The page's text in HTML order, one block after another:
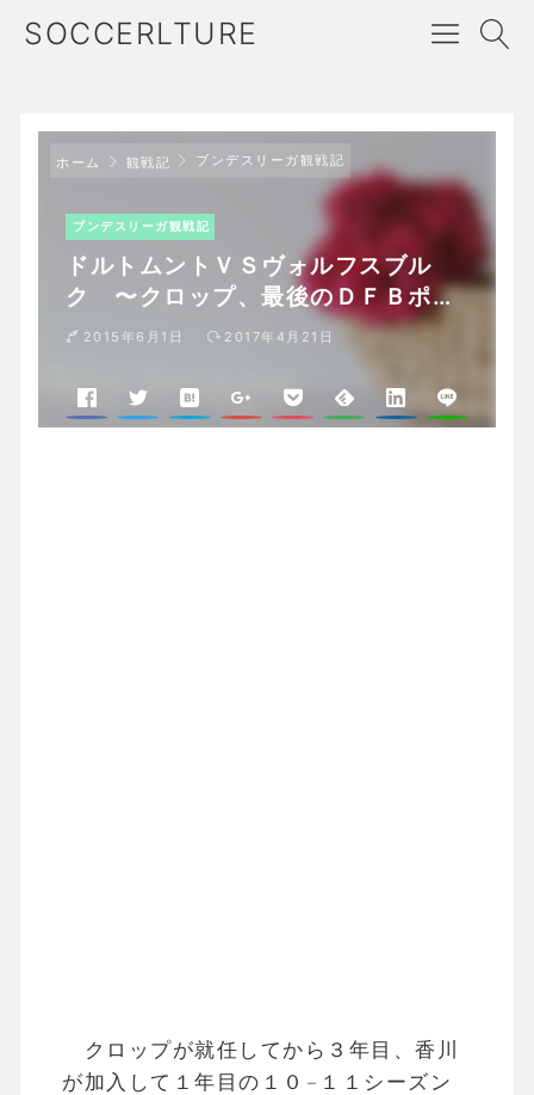
SOCCERLTURE
ホーム 観戦記 ブンデスリーガ観戦記
ブンデスリーガ観戦記
ドルトムントＶＳヴォルフスブル
ク 〜クロップ、最後のＤＦＢポカ
ール〜
2015年6月1日 2017年4月21日
クロップが就任してから３年目、香川
が加入して１年目の１０−１１シーズン